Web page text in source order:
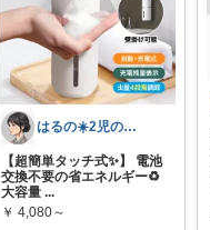
はるの☀️2児のママ𓂃◌𓈒𓐍
【超簡単タッチ式✨】 電池
交換不要の省エネルギー♻️
大容量 ...
￥ 4,080～